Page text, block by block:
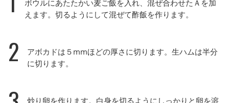
ボウルにあたたかい麦ご飯を入れ、混ぜ合わせたＡを加
えます。切るようにして混ぜて酢飯を作ります。
2
アボカドは５mmほどの厚さに切ります。生ハムは半分
に切ります。
炒り卵を作ります。白身を切るようにしっかりと卵を溶